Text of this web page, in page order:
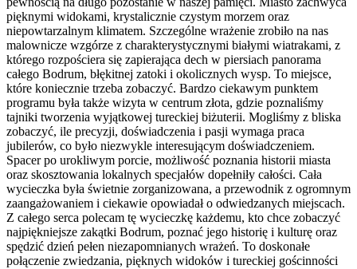
pięknymi widokami, krystalicznie czystym morzem oraz
niepowtarzalnym klimatem. Szczególne wrażenie zrobiło na nas
malownicze wzgórze z charakterystycznymi białymi wiatrakami, z
którego rozpościera się zapierająca dech w piersiach panorama
całego Bodrum, błękitnej zatoki i okolicznych wysp. To miejsce,
które koniecznie trzeba zobaczyć. Bardzo ciekawym punktem
programu była także wizyta w centrum złota, gdzie poznaliśmy
tajniki tworzenia wyjątkowej tureckiej biżuterii. Mogliśmy z bliska
zobaczyć, ile precyzji, doświadczenia i pasji wymaga praca
jubilerów, co było niezwykle interesującym doświadczeniem.
Spacer po urokliwym porcie, możliwość poznania historii miasta
oraz skosztowania lokalnych specjałów dopełniły całości. Cała
wycieczka była świetnie zorganizowana, a przewodnik z ogromnym
zaangażowaniem i ciekawie opowiadał o odwiedzanych miejscach.
Z całego serca polecam tę wycieczkę każdemu, kto chce zobaczyć
najpiękniejsze zakątki Bodrum, poznać jego historię i kulturę oraz
spędzić dzień pełen niezapomnianych wrażeń. To doskonałe
połączenie zwiedzania, pięknych widoków i tureckiej gościnności